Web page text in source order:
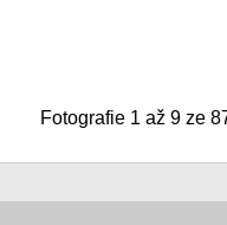
Fotografie 1 až 9 ze